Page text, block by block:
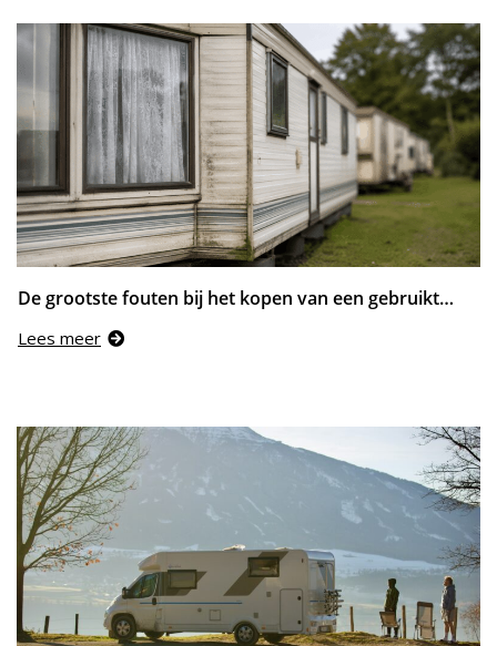
De grootste fouten bij het kopen van een gebruikte stacaravan
Lees meer